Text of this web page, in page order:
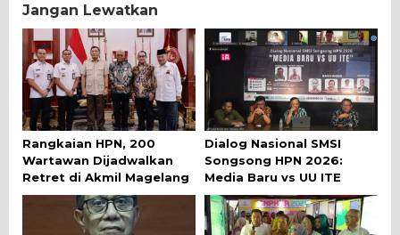
Jangan Lewatkan
Rangkaian HPN, 200
Wartawan Dijadwalkan
Retret di Akmil Magelang
Dialog Nasional SMSI
Songsong HPN 2026:
Media Baru vs UU ITE